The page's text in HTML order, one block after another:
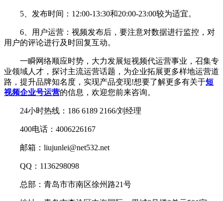
5、发布时间：12:00-13:30和20:00-23:00较为适宜。
6、用户运营：视频发布后，要注意对数据进行监控，对
用户的评论进行及时回复互动。
一瞬网络顺应时势，大力发展短视频代运营事业，召集专
业领域人才，探讨主流运营话题，为企业拓展更多样地运营道
路，提升品牌知名度，实现产品变现!想要了解更多有关于短
视频企业号运营的信息，欢迎您前来咨询。
24小时热线：186 6189 2166/刘经理
400电话：4006226167
邮箱：liujunlei@net532.net
QQ：1136298098
总部：青岛市市南区徐州路21号